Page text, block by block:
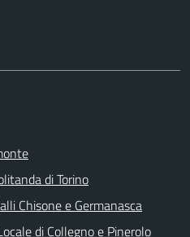
di Torino
Chisone e Germanasca
di Collegno e Pinerolo